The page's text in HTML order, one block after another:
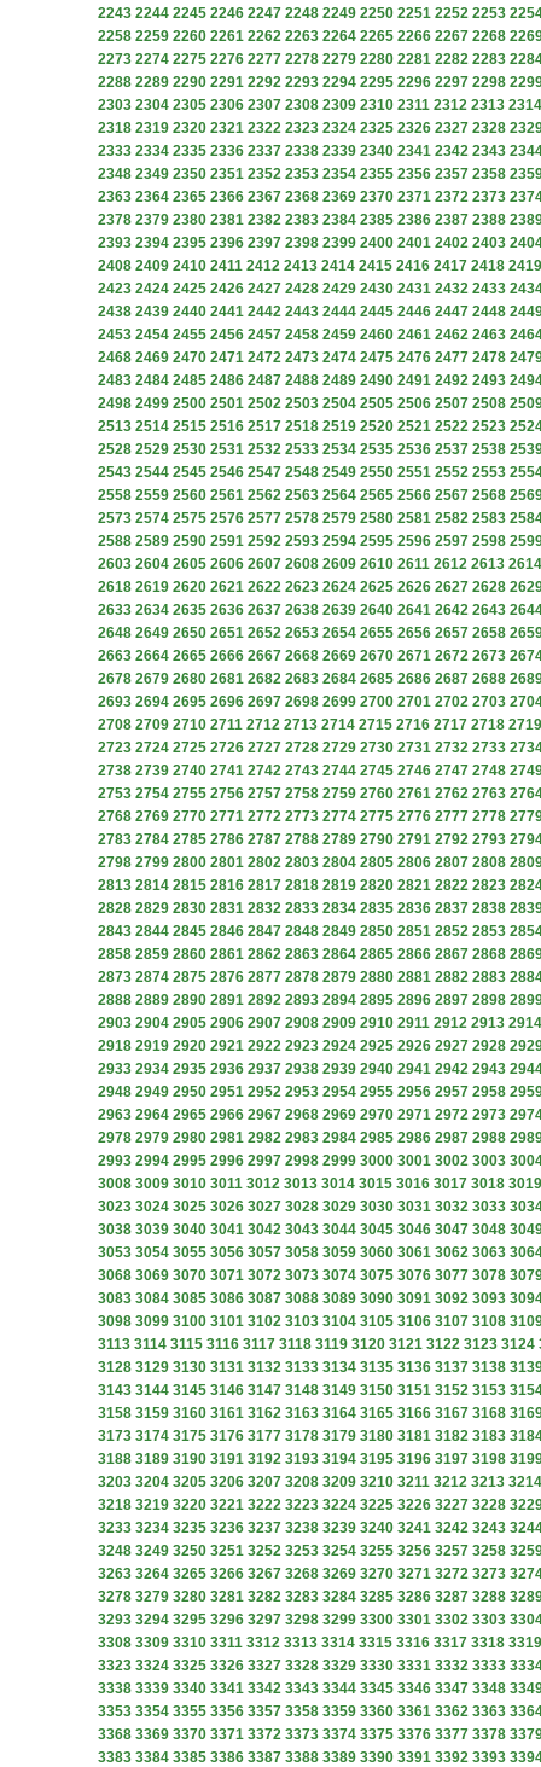
2243 2244 2245 2246 2247 2248 2249 2250 2251 2252 2253
2258 2259 2260 2261 2262 2263 2264 2265 2266 2267 2268
2273 2274 2275 2276 2277 2278 2279 2280 2281 2282 2283
2288 2289 2290 2291 2292 2293 2294 2295 2296 2297 2298
2303 2304 2305 2306 2307 2308 2309 2310 2311 2312 2313 2314
2318 2319 2320 2321 2322 2323 2324 2325 2326 2327 2328
2333 2334 2335 2336 2337 2338 2339 2340 2341 2342 2343
2348 2349 2350 2351 2352 2353 2354 2355 2356 2357 2358
2363 2364 2365 2366 2367 2368 2369 2370 2371 2372 2373
2378 2379 2380 2381 2382 2383 2384 2385 2386 2387 2388
2393 2394 2395 2396 2397 2398 2399 2400 2401 2402 2403
2408 2409 2410 2411 2412 2413 2414 2415 2416 2417 2418 2419
2423 2424 2425 2426 2427 2428 2429 2430 2431 2432 2433
2438 2439 2440 2441 2442 2443 2444 2445 2446 2447 2448
2453 2454 2455 2456 2457 2458 2459 2460 2461 2462 2463
2468 2469 2470 2471 2472 2473 2474 2475 2476 2477 2478
2483 2484 2485 2486 2487 2488 2489 2490 2491 2492 2493
2498 2499 2500 2501 2502 2503 2504 2505 2506 2507 2508
2513 2514 2515 2516 2517 2518 2519 2520 2521 2522 2523
2528 2529 2530 2531 2532 2533 2534 2535 2536 2537 2538
2543 2544 2545 2546 2547 2548 2549 2550 2551 2552 2553
2558 2559 2560 2561 2562 2563 2564 2565 2566 2567 2568
2573 2574 2575 2576 2577 2578 2579 2580 2581 2582 2583
2588 2589 2590 2591 2592 2593 2594 2595 2596 2597 2598
2603 2604 2605 2606 2607 2608 2609 2610 2611 2612 2613 2614
2618 2619 2620 2621 2622 2623 2624 2625 2626 2627 2628
2633 2634 2635 2636 2637 2638 2639 2640 2641 2642 2643
2648 2649 2650 2651 2652 2653 2654 2655 2656 2657 2658
2663 2664 2665 2666 2667 2668 2669 2670 2671 2672 2673
2678 2679 2680 2681 2682 2683 2684 2685 2686 2687 2688
2693 2694 2695 2696 2697 2698 2699 2700 2701 2702 2703
2708 2709 2710 2711 2712 2713 2714 2715 2716 2717 2718 2719
2723 2724 2725 2726 2727 2728 2729 2730 2731 2732 2733
2738 2739 2740 2741 2742 2743 2744 2745 2746 2747 2748
2753 2754 2755 2756 2757 2758 2759 2760 2761 2762 2763
2768 2769 2770 2771 2772 2773 2774 2775 2776 2777 2778
2783 2784 2785 2786 2787 2788 2789 2790 2791 2792 2793
2798 2799 2800 2801 2802 2803 2804 2805 2806 2807 2808
2813 2814 2815 2816 2817 2818 2819 2820 2821 2822 2823
2828 2829 2830 2831 2832 2833 2834 2835 2836 2837 2838
2843 2844 2845 2846 2847 2848 2849 2850 2851 2852 2853
2858 2859 2860 2861 2862 2863 2864 2865 2866 2867 2868
2873 2874 2875 2876 2877 2878 2879 2880 2881 2882 2883
2888 2889 2890 2891 2892 2893 2894 2895 2896 2897 2898
2903 2904 2905 2906 2907 2908 2909 2910 2911 2912 2913 2914
2918 2919 2920 2921 2922 2923 2924 2925 2926 2927 2928
2933 2934 2935 2936 2937 2938 2939 2940 2941 2942 2943
2948 2949 2950 2951 2952 2953 2954 2955 2956 2957 2958
2963 2964 2965 2966 2967 2968 2969 2970 2971 2972 2973
2978 2979 2980 2981 2982 2983 2984 2985 2986 2987 2988
2993 2994 2995 2996 2997 2998 2999 3000 3001 3002 3003
3008 3009 3010 3011 3012 3013 3014 3015 3016 3017 3018 3019
3023 3024 3025 3026 3027 3028 3029 3030 3031 3032 3033
3038 3039 3040 3041 3042 3043 3044 3045 3046 3047 3048
3053 3054 3055 3056 3057 3058 3059 3060 3061 3062 3063
3068 3069 3070 3071 3072 3073 3074 3075 3076 3077 3078
3083 3084 3085 3086 3087 3088 3089 3090 3091 3092 3093
3098 3099 3100 3101 3102 3103 3104 3105 3106 3107 3108
3113 3114 3115 3116 3117 3118 3119 3120 3121 3122 3123 3124
3128 3129 3130 3131 3132 3133 3134 3135 3136 3137 3138
3143 3144 3145 3146 3147 3148 3149 3150 3151 3152 3153
3158 3159 3160 3161 3162 3163 3164 3165 3166 3167 3168
3173 3174 3175 3176 3177 3178 3179 3180 3181 3182 3183
3188 3189 3190 3191 3192 3193 3194 3195 3196 3197 3198
3203 3204 3205 3206 3207 3208 3209 3210 3211 3212 3213 3214
3218 3219 3220 3221 3222 3223 3224 3225 3226 3227 3228
3233 3234 3235 3236 3237 3238 3239 3240 3241 3242 3243
3248 3249 3250 3251 3252 3253 3254 3255 3256 3257 3258
3263 3264 3265 3266 3267 3268 3269 3270 3271 3272 3273
3278 3279 3280 3281 3282 3283 3284 3285 3286 3287 3288
3293 3294 3295 3296 3297 3298 3299 3300 3301 3302 3303
3308 3309 3310 3311 3312 3313 3314 3315 3316 3317 3318 3319
3323 3324 3325 3326 3327 3328 3329 3330 3331 3332 3333
3338 3339 3340 3341 3342 3343 3344 3345 3346 3347 3348
3353 3354 3355 3356 3357 3358 3359 3360 3361 3362 3363
3368 3369 3370 3371 3372 3373 3374 3375 3376 3377 3378
3383 3384 3385 3386 3387 3388 3389 3390 3391 3392 3393